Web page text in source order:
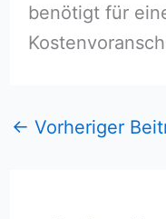
benötigt für
← Vorheriger